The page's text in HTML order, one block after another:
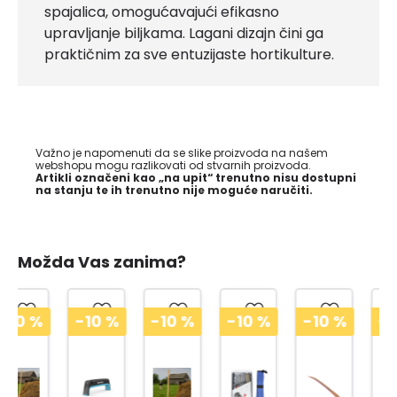
spajalica, omogućavajući efikasno
upravljanje biljkama. Lagani dizajn čini ga
praktičnim za sve entuzijaste hortikulture.
Važno je napomenuti da se slike proizvoda na našem
webshopu mogu razlikovati od stvarnih proizvoda.
Artikli označeni kao „na upit“ trenutno nisu dostupni
na stanju te ih trenutno nije moguće naručiti.
Možda Vas zanima?
-10 -10 -10 -10 -10